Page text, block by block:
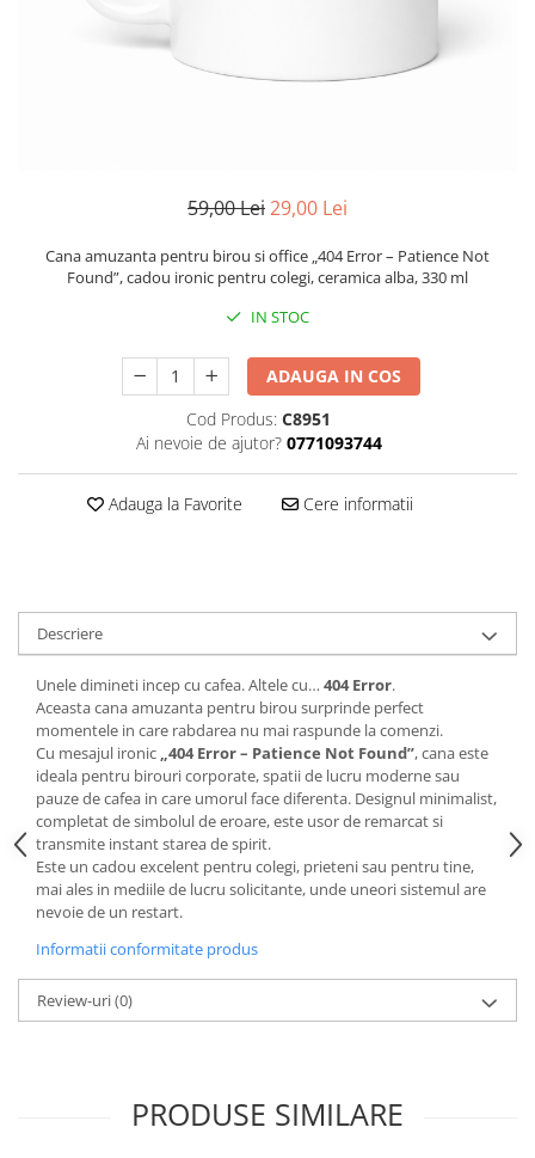
59,00 Lei29,00 Lei
Cana amuzanta pentru birou si office „404 Error – Patience Not
Found”, cadou ironic pentru colegi, ceramica alba, 330 ml
IN STOC
ADAUGA IN COS
Cod Produs: C8951
Ai nevoie de ajutor? 0771093744
Adauga la Favorite Cere informatii
Descriere
Unele dimineti incep cu cafea. Altele cu… 404 Error.
Aceasta cana amuzanta pentru birou surprinde perfect
momentele in care rabdarea nu mai raspunde la comenzi.
Cu mesajul ironic „404 Error – Patience Not Found”, cana este
ideala pentru birouri corporate, spatii de lucru moderne sau
pauze de cafea in care umorul face diferenta. Designul minimalist,
completat de simbolul de eroare, este usor de remarcat si
transmite instant starea de spirit.
Este un cadou excelent pentru colegi, prieteni sau pentru tine,
mai ales in mediile de lucru solicitante, unde uneori sistemul are
nevoie de un restart.
Informatii conformitate produs
Review-uri(0)
PRODUSE SIMILARE